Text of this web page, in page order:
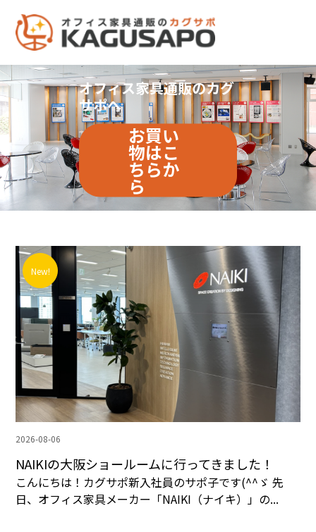
オフィス家具通販のカグ
サポへ
お買い
物はこ
ちらか
ら
New!
2026-08-06
NAIKIの大阪ショールームに行ってきました！
こんにちは！カグサポ新入社員のサポ子です(^^ゞ 先
日、オフィス家具メーカー「NAIKI（ナイキ）」の...